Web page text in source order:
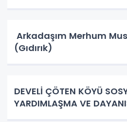
Arkadaşım Merhum
(Gıdırık)
DEVELİ ÇÖTEN KÖYÜ SOSYAL
YARDIMLAŞMA VE